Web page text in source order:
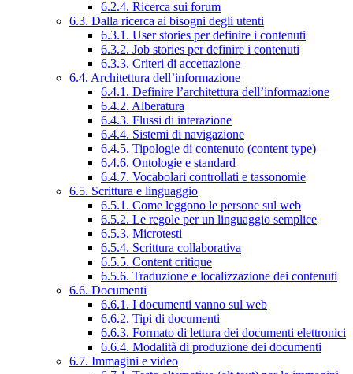
6.2.4. Ricerca sui forum
6.3. Dalla ricerca ai bisogni degli utenti
6.3.1. User stories per definire i contenuti
6.3.2. Job stories per definire i contenuti
6.3.3. Criteri di accettazione
6.4. Architettura dell’informazione
6.4.1. Definire l’architettura dell’informazione
6.4.2. Alberatura
6.4.3. Flussi di interazione
6.4.4. Sistemi di navigazione
6.4.5. Tipologie di contenuto (content type)
6.4.6. Ontologie e standard
6.4.7. Vocabolari controllati e tassonomie
6.5. Scrittura e linguaggio
6.5.1. Come leggono le persone sul web
6.5.2. Le regole per un linguaggio semplice
6.5.3. Microtesti
6.5.4. Scrittura collaborativa
6.5.5. Content critique
6.5.6. Traduzione e localizzazione dei contenuti
6.6. Documenti
6.6.1. I documenti vanno sul web
6.6.2. Tipi di documenti
6.6.3. Formato di lettura dei documenti elettronici
6.6.4. Modalità di produzione dei documenti
6.7. Immagini e video